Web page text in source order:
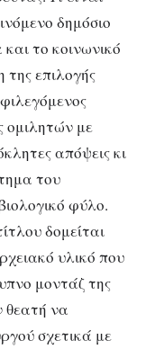
δημόσιο
το κοινωνικό
επιλογής
ομιλητών με
απόψεις κι
του
φύλο.
δομείται
υλικό που
μοντάζ της
θεατή να
σχετικά με